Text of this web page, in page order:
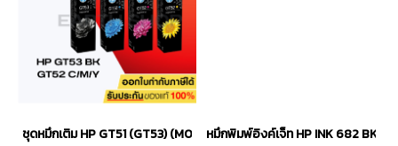
ชุดหมึกเติม HP GT51 (GT53) (M0H57A) สีดำ , GT51,GT52 C/M/Y ของแ
หมึกพิมพ์อิงค์เจ็ท HP INK 682 BK